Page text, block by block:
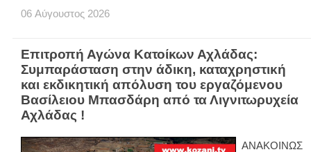
06 Αύγουστος 2026
Επιτροπή Αγώνα Κατοίκων Αχλάδας:
Συμπαράσταση στην άδικη, καταχρηστική
και εκδικητική απόλυση του εργαζόμενου
Βασίλειου Μπασδάρη από τα Λιγνιτωρυχεία
Αχλάδας !
ΑΝΑΚΟΙΝΩΣ